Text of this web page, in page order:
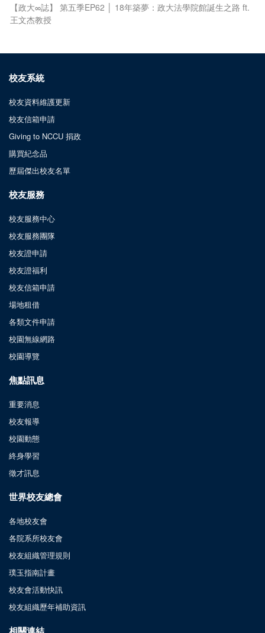
【政大∞誌】 第五季EP62 │ 18年築夢：政大法學院館誕生之路 ft.
王文杰教授
校友系統
校友資料維護更新
校友信箱申請
Giving to NCCU 捐政
購買紀念品
歷屆傑出校友名單
校友服務
校友服務中心
校友服務團隊
校友證申請
校友證福利
校友信箱申請
場地租借
各類文件申請
校園無線網路
校園導覽
焦點訊息
重要消息
校友報導
校園動態
終身學習
徵才訊息
世界校友總會
各地校友會
各院系所校友會
校友組織管理規則
璞玉指南計畫
校友會活動快訊
校友組織歷年補助資訊